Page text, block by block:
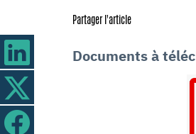
Partager l'article
Documents à